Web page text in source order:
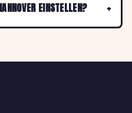
EINSTELLEN?